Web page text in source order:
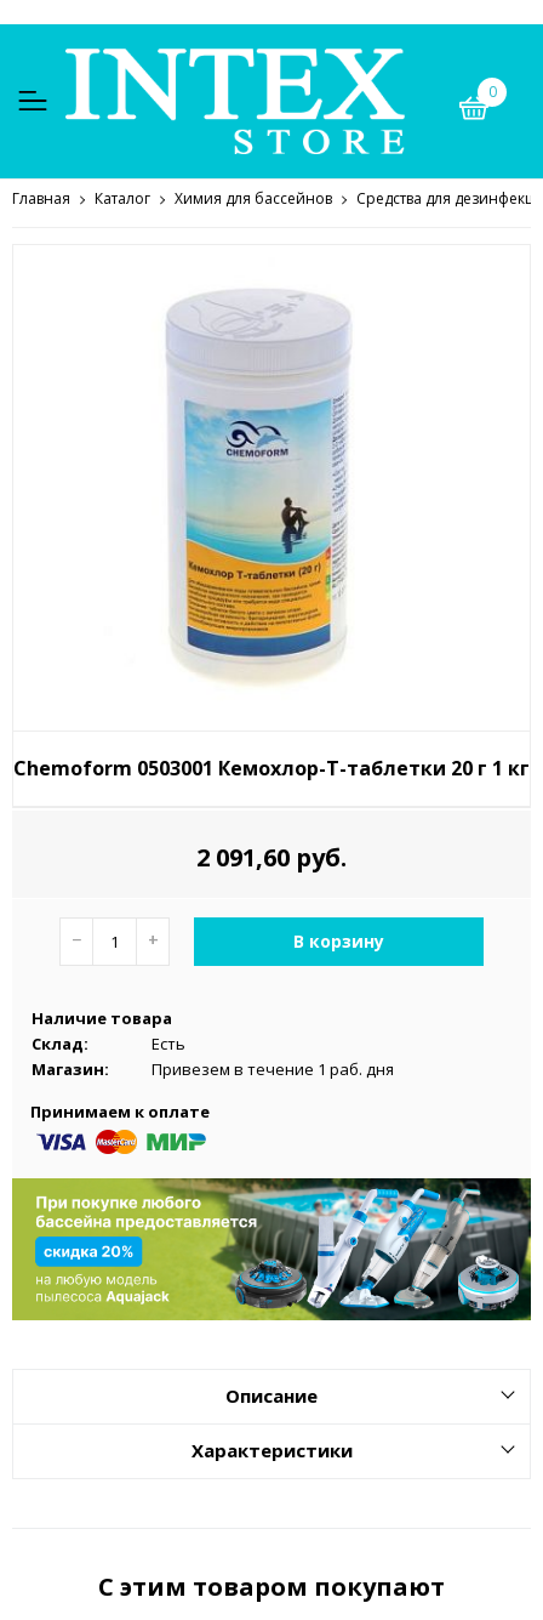
0
Главная Каталог Химия для бассейнов Средства для
Chemoform 0503001 Кемохлор-Т-таблетки 20 г 1 кг
2 091,60 руб.
− + В корзину
Наличие товара
Склад:
Есть
Магазин:
Привезем в течение 1 раб. дня
Принимаем к оплате
Описание
Характеристики
С этим товаром покупают